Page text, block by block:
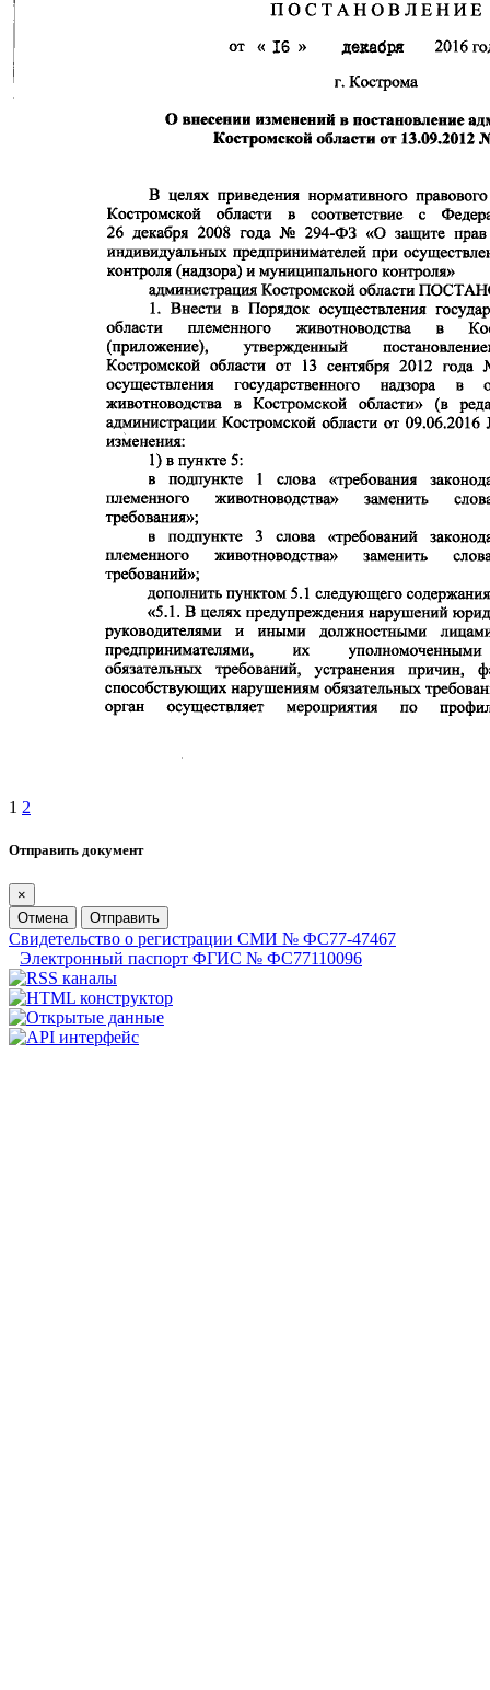
1 2
Отправить документ
×
Отмена
Отправить
Свидетельство о регистрации СМИ № ФС77-47467
Электронный паспорт ФГИС № ФС77110096